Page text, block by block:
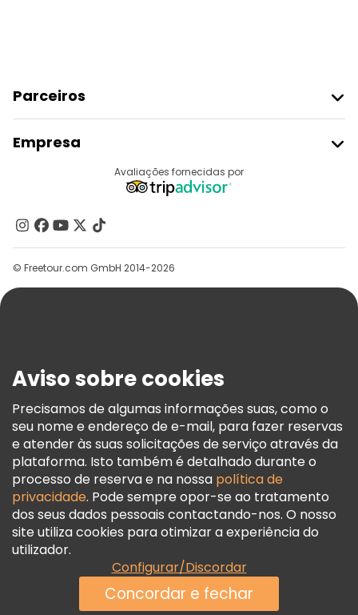
Parceiros
Registo Do Fornecedor
Programa De Afiliados
Empresa
Contacte-Nos
Grupos
Ajuda
Termos E Informações Legais
Política De Cookies
Freetour Prémios
Programa De Fidelidade
Avaliações fornecidas por
© Freetour.com GmbH 2014-2026
Aviso sobre cookies
Precisamos de algumas informações suas, como o
seu nome e endereço de e-mail, para fazer reservas
e atender às suas solicitações de serviço através da
plataforma. Isto também é detalhado durante o
processo de reserva e na nossa política de
privacidade. Pode sempre opor-se ao tratamento
dos seus dados pessoais contactando-nos. O nosso
site utiliza cookies para otimizar a experiência do
utilizador.
Configurar/Discordar
Concordar e fechar